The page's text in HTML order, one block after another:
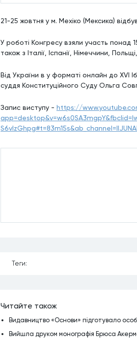
21-25 жовтня у м. Мехіко (Мексика)
У роботі Конгресу взяли участь понад
також з Італії, Іспанії, Німеччини,
Від України в у форматі онлайн до XVI
суддя Конституційного Суду Ольга
Запис виступу - https://
Теги:
Читайте також
Видавництво «Основи» підготувало
Вийшла друком монографія Брюса